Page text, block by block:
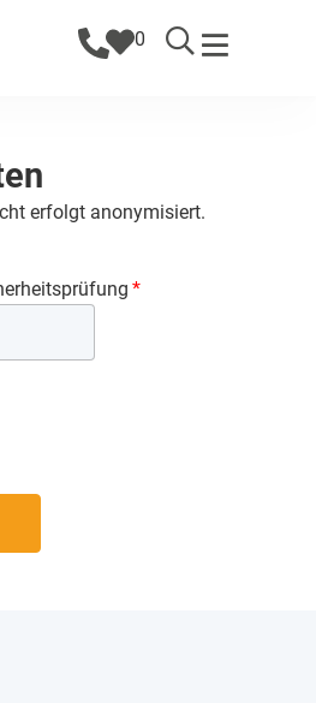
0
erfolgt anonymisiert.